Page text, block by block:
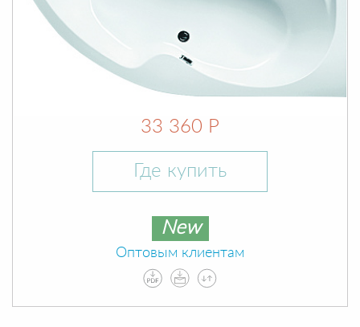
33 360 Р
Где купить
New
Оптовым клиентам